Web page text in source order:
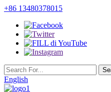
+86 13480378015
English